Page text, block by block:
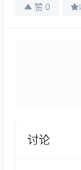
赞 0
讨论